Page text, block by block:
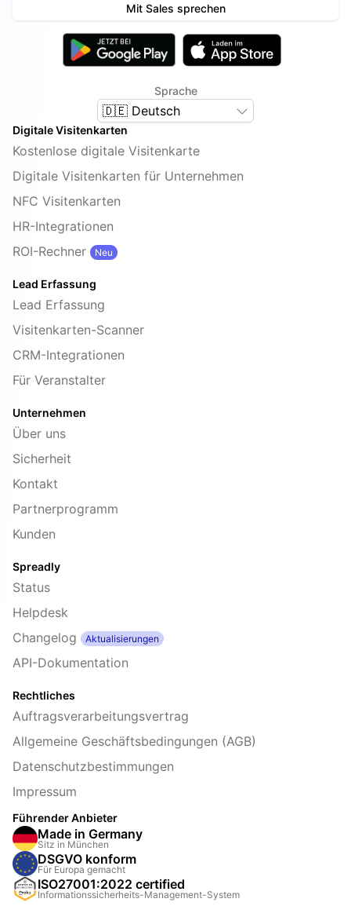
Mit Sales sprechen
Sprache
🇩🇪 Deutsch
Digitale Visitenkarten
Kostenlose digitale Visitenkarte
Digitale Visitenkarten für Unternehmen
NFC Visitenkarten
HR-Integrationen
ROI-Rechner
Neu
Lead Erfassung
Lead Erfassung
Visitenkarten-Scanner
CRM-Integrationen
Für Veranstalter
Unternehmen
Über uns
Sicherheit
Kontakt
Partnerprogramm
Kunden
Spreadly
Status
Helpdesk
Changelog
Aktualisierungen
API-Dokumentation
Rechtliches
Auftragsverarbeitungsvertrag
Allgemeine Geschäftsbedingungen (AGB)
Datenschutzbestimmungen
Impressum
Führender Anbieter
Made in Germany
Sitz in München
DSGVO konform
Für Europa gemacht
ISO27001:2022 certified
Informationssicherheits-Management-System